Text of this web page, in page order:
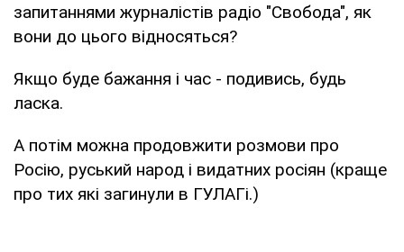
запитаннями журналістів радіо "Свобода", як
вони до цього відносяться?
Якщо буде бажання і час - подивись, будь
ласка.
А потім можна продовжити розмови про
Росію, руський народ і видатних росіян (краще
про тих які загинули в ГУЛАГі.)